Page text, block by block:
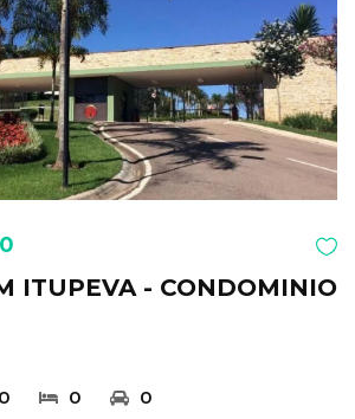
ITUPEVA - CONDOMINIO
0 0 0